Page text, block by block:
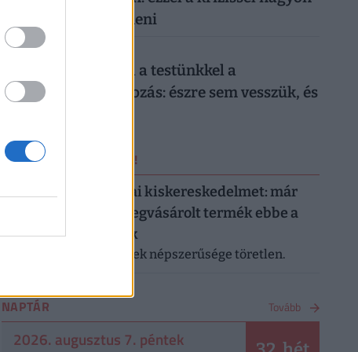
nehéz lesz mit kezdeni
2026. augusztus 6.
Sokkoló, mit művel a testünkkel a
mindennapi mobilozás: észre sem vesszük, és
ERRŐL NE MARADJ LE!
Letarolták az európai kiskereskedelmet: már
minden második megvásárolt termék ebbe a
kategóriába tartozik
A saját márkás termékek népszerűsége töretlen.
NAPTÁR Tovább
2026. augusztus 7. péntek